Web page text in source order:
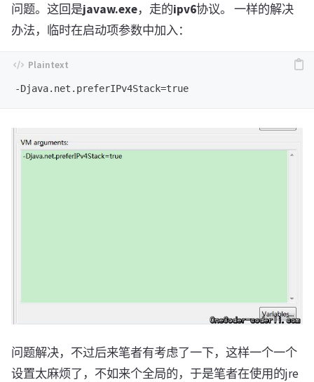
问题。这回是javaw.exe，走的ipv6协议。 一样的解决
办法，临时在启动项参数中加入：
问题解决，不过后来笔者有考虑了一下，这样一个一个
设置太麻烦了，不如来个全局的，于是笔者在使用的jre